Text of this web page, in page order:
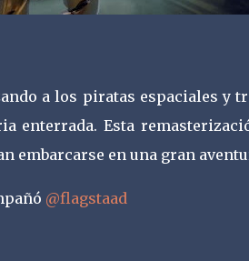
a los piratas espaciales y
enterrada. Esta
embarcarse en una gran
@flagstaad